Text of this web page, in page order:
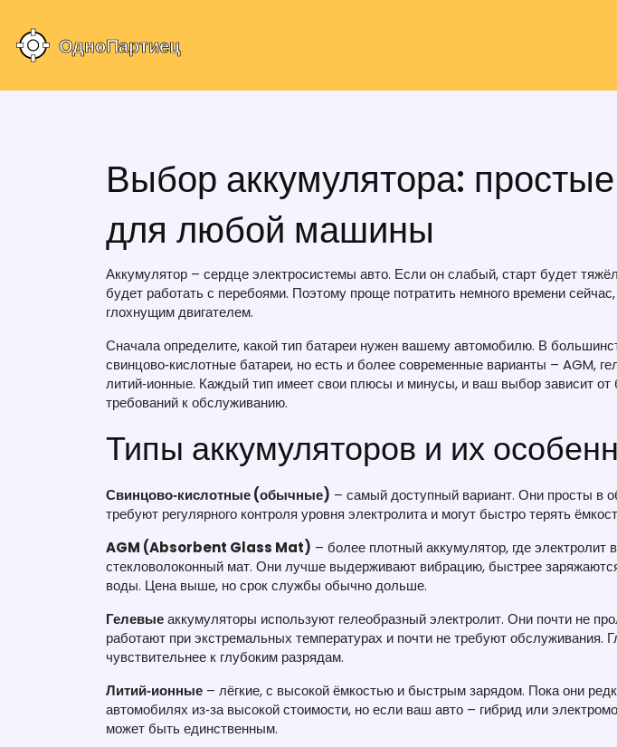
Выбор аккумулятора:
для любой машины
Аккумулятор – сердце электросистемы авто. Если он слабый, старт будет
будет работать с перебоями. Поэтому проще потратить немного времени
глохнущим двигателем.
Сначала определите, какой тип батареи нужен вашему автомобилю. В
свинцово‑кислотные батареи, но есть и более современные варианты – AGM,
литий‑ионные. Каждый тип имеет свои плюсы и минусы, и ваш выбор зависит
требований к обслуживанию.
Типы аккумуляторов и их
Свинцово‑кислотные (обычные) – самый доступный вариант. Они просты в
требуют регулярного контроля уровня электролита и могут быстро терять
AGM (Absorbent Glass Mat) – более плотный аккумулятор, где электролит
стекловолоконный мат. Они лучше выдерживают вибрацию, быстрее
воды. Цена выше, но срок службы обычно дольше.
Гелевыеаккумуляторы используют гелеобразный электролит. Они почти не
работают при экстремальных температурах и почти не требуют обслуживания.
чувствительнее к глубоким разрядам.
Литий‑ионные – лёгкие, с высокой ёмкостью и быстрым зарядом. Пока они
автомобилях из‑за высокой стоимости, но если ваш авто – гибрид или
может быть единственным.